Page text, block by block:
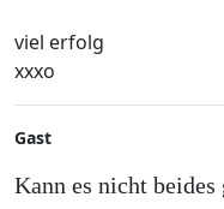
viel erfolg
xxxo
Gast
Kann es nicht beides